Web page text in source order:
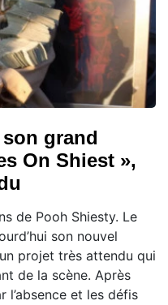
grand
On Shiest »,
de Pooh Shiesty. Le
son nouvel
projet très attendu qui
de la scène. Après
l’absence et les défis